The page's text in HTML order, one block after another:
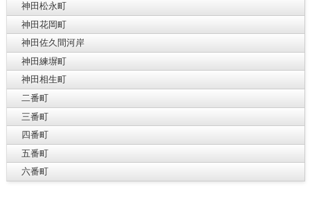
神田松永町
神田花岡町
神田佐久間河岸
神田練塀町
神田相生町
二番町
三番町
四番町
五番町
六番町